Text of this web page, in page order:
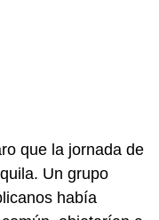
que la jornada de
Un grupo
había